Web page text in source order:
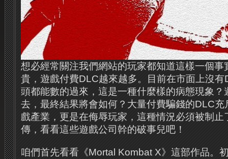
想必經常關注我們網站的玩家都知道這樣一個事
貴，遊戲付費DLC越來越多。目前在市面上沒
頭都能數的過來，這是一種什麼樣的病態現象？
去，最終結果將會如何？大量付費騙錢的DLC
戲產業，更是在侮辱玩家，這種情況必須被制止
傳，看看這些遊戲公司幹的破事兒吧！
咱們首先看看《Mortal Kombat X》這部作品。